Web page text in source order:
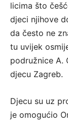
licima što
djeci njihove
da često ne
tu uvijek
podružnice A.
djecu Zagreb.
Djecu su uz
je omogućio